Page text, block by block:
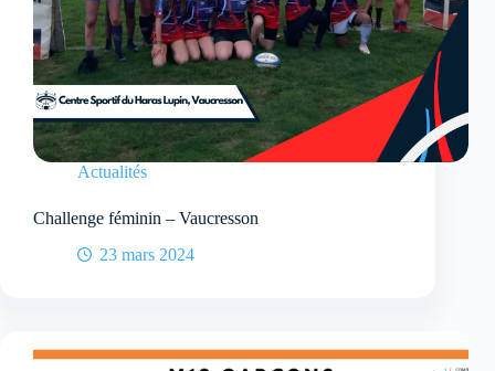
Actualités
Challenge féminin – Vaucresson
23 mars 2024